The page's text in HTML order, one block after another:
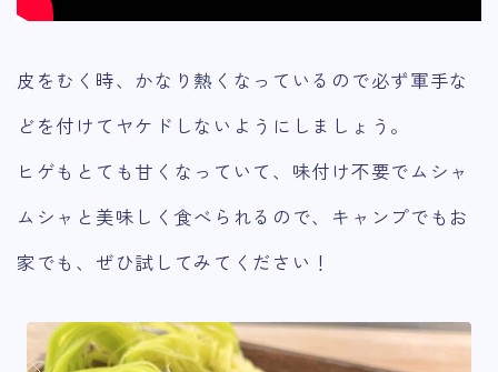
皮をむく時、かなり熱くなっているので必ず軍手な
どを付けてヤケドしないようにしましょう。
ヒゲもとても甘くなっていて、味付け不要でムシャ
ムシャと美味しく食べられるので、キャンプでもお
家でも、ぜひ試してみてください！